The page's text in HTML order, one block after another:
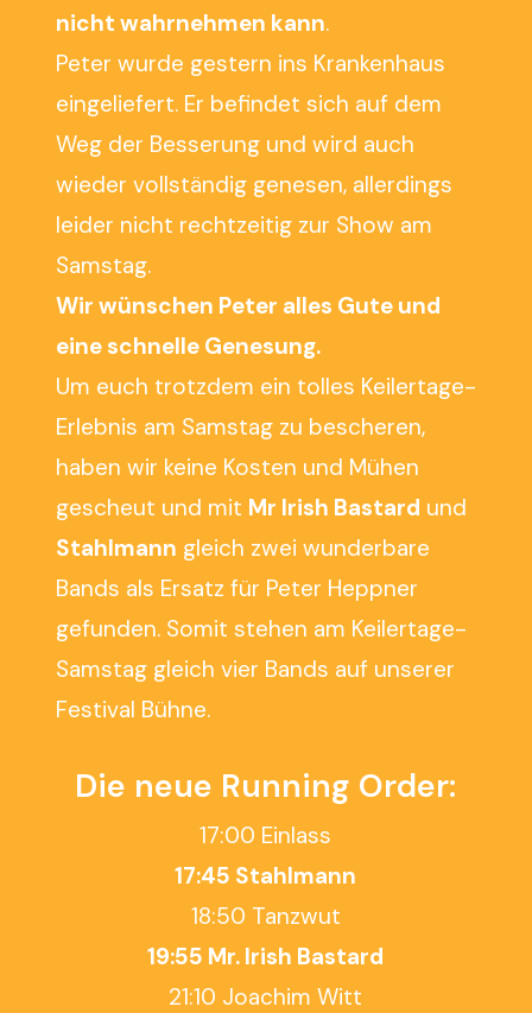
nicht wahrnehmen kann.
Peter wurde gestern ins Krankenhaus
eingeliefert. Er befindet sich auf dem
Weg der Besserung und wird auch
wieder vollständig genesen, allerdings
leider nicht rechtzeitig zur Show am
Samstag.
Wir wünschen Peter alles Gute und
eine schnelle Genesung.
Um euch trotzdem ein tolles Keilertage-
Erlebnis am Samstag zu bescheren,
haben wir keine Kosten und Mühen
gescheut und mit Mr Irish Bastard und
Stahlmann gleich zwei wunderbare
Bands als Ersatz für Peter Heppner
gefunden. Somit stehen am Keilertage-
Samstag gleich vier Bands auf unserer
Festival Bühne.
Die neue Running Order:
17:00 Einlass
17:45 Stahlmann
18:50 Tanzwut
19:55 Mr. Irish Bastard
21:10 Joachim Witt